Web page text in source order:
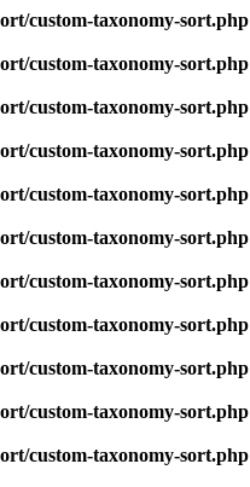
custom-taxonomy-sort.php
custom-taxonomy-sort.php
custom-taxonomy-sort.php
custom-taxonomy-sort.php
custom-taxonomy-sort.php
custom-taxonomy-sort.php
custom-taxonomy-sort.php
custom-taxonomy-sort.php
custom-taxonomy-sort.php
custom-taxonomy-sort.php
custom-taxonomy-sort.php